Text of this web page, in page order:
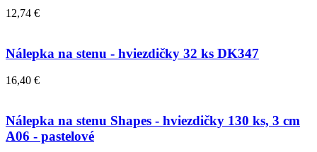
12,74 €
Nálepka na stenu - hviezdičky 32 ks DK347
16,40 €
Nálepka na stenu Shapes - hviezdičky 130 ks, 3 cm
A06 - pastelové